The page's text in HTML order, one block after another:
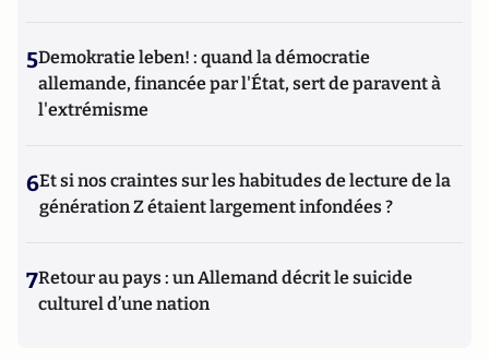
5Demokratie leben! : quand la démocratie
allemande, financée par l'État, sert de paravent à
l'extrémisme
6Et si nos craintes sur les habitudes de lecture de la
génération Z étaient largement infondées ?
7Retour au pays : un Allemand décrit le suicide
culturel d’une nation